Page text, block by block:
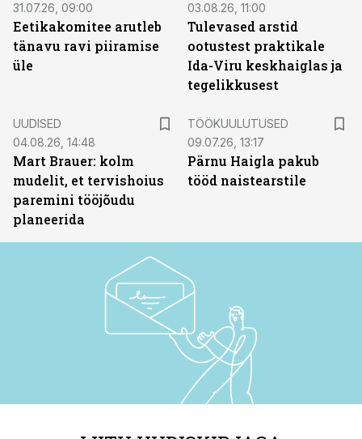
31.07.26, 09:00
Eetikakomitee arutleb
tänavu ravi piiramise
üle
03.08.26, 11:00
Tulevased arstid
ootustest praktikale
Ida-Viru keskhaiglas ja
tegelikkusest
UUDISED
04.08.26, 14:48
Mart Brauer: kolm
mudelit, et tervishoius
paremini tööjõudu
planeerida
TÖÖKUULUTUSED
09.07.26, 13:17
Pärnu Haigla pakub
tööd naistearstile